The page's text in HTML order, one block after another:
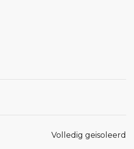
Volledig geisoleerd